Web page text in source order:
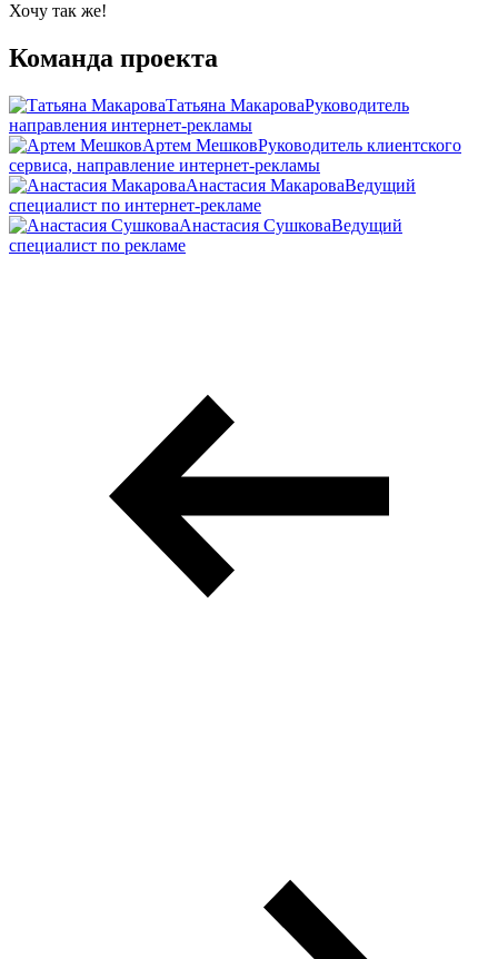
Хочу так же!
Команда проекта
Татьяна МакароваРуководитель
направления интернет-рекламы
Артем МешковРуководитель клиентского
сервиса, направление интернет-рекламы
Анастасия МакароваВедущий
специалист по интернет-рекламе
Анастасия СушковаВедущий
специалист по рекламе